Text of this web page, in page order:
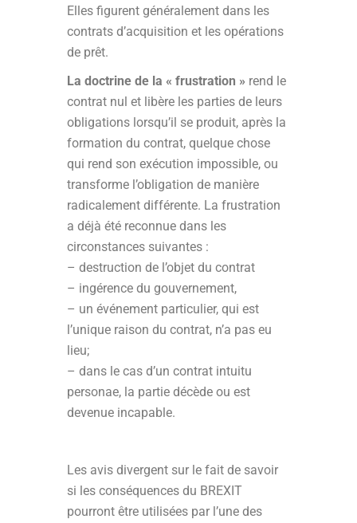
Elles figurent généralement dans les
contrats d’acquisition et les opérations
de prêt.
La doctrine de la « frustration » rend le
contrat nul et libère les parties de leurs
obligations lorsqu’il se produit, après la
formation du contrat, quelque chose
qui rend son exécution impossible, ou
transforme l’obligation de manière
radicalement différente. La frustration
a déjà été reconnue dans les
circonstances suivantes :
– destruction de l’objet du contrat
– ingérence du gouvernement,
– un événement particulier, qui est
l’unique raison du contrat, n’a pas eu
lieu;
– dans le cas d’un contrat intuitu
personae, la partie décède ou est
devenue incapable.
Les avis divergent sur le fait de savoir
si les conséquences du BREXIT
pourront être utilisées par l’une des